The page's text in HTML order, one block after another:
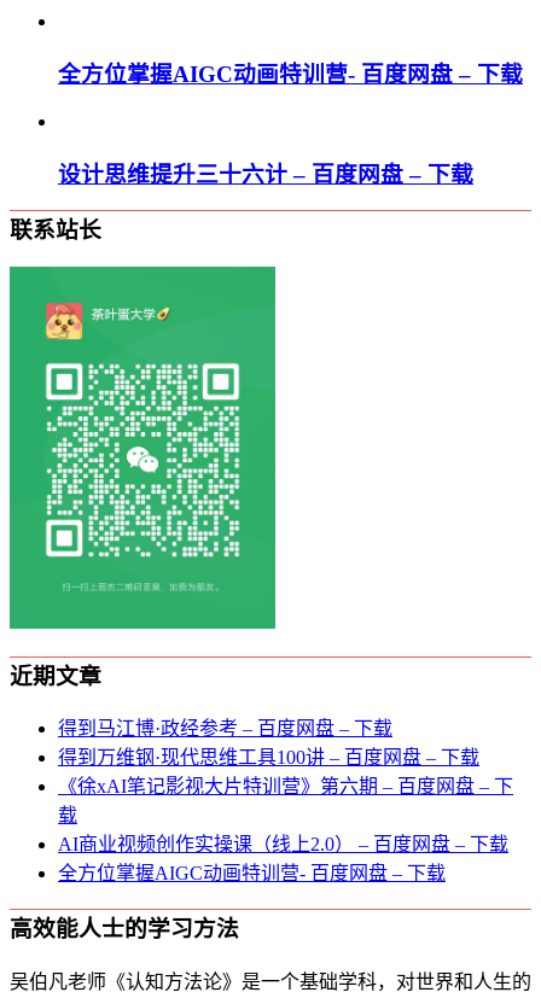
全方位掌握AIGC动画特训营- 百度网盘 – 下载
设计思维提升三十六计 – 百度网盘 – 下载
联系站长
近期文章
得到马江博·政经参考 – 百度网盘 – 下载
得到万维钢·现代思维⼯具100讲 – 百度网盘 – 下载
《徐xAI笔记影视大片特训营》第六期 – 百度网盘 – 下
载
AI商业视频创作实操课（线上2.0） – 百度网盘 – 下载
全方位掌握AIGC动画特训营- 百度网盘 – 下载
高效能人士的学习方法
吴伯凡老师《认知方法论》是一个基础学科，对世界和人生的